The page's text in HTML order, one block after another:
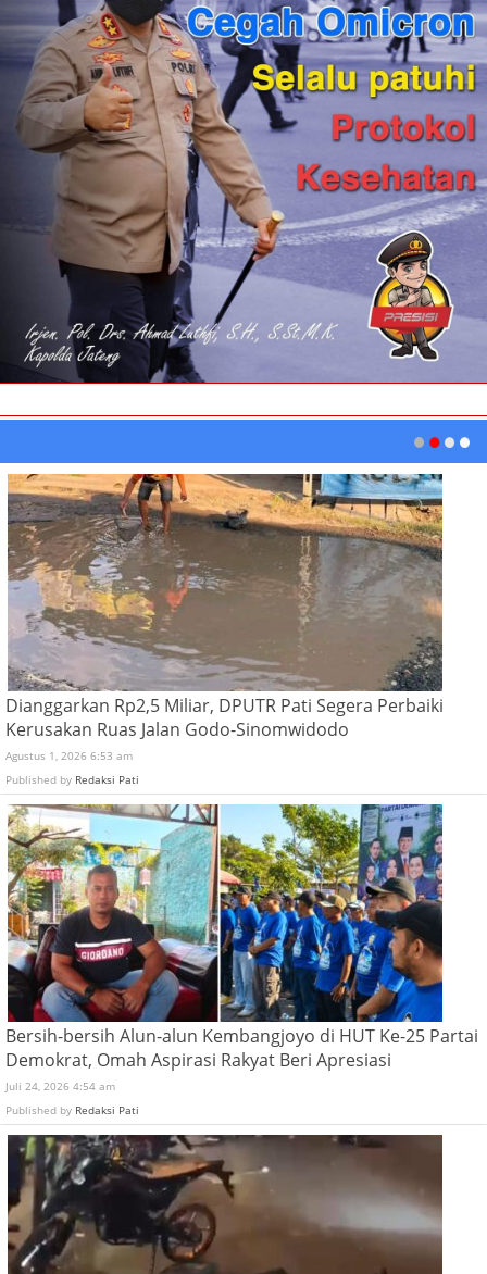
Dianggarkan Rp2,5 Miliar, DPUTR Pati Segera Perbaiki
Kerusakan Ruas Jalan Godo-Sinomwidodo
Agustus 1, 2026 6:53 am
Published by Redaksi Pati
Bersih-bersih Alun-alun Kembangjoyo di HUT Ke-25 Partai
Demokrat, Omah Aspirasi Rakyat Beri Apresiasi
Juli 24, 2026 4:54 am
Published by Redaksi Pati